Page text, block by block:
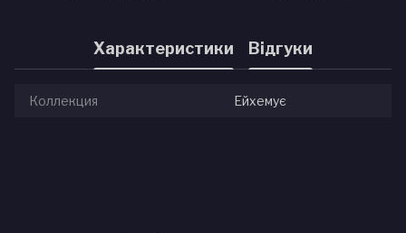
Характеристики Відгуки
Коллекция Ейхемує